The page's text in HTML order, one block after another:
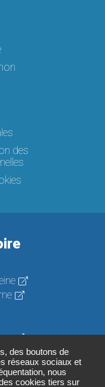
des boutons de
réseaux sociaux et
nous
cookies tiers sur
des